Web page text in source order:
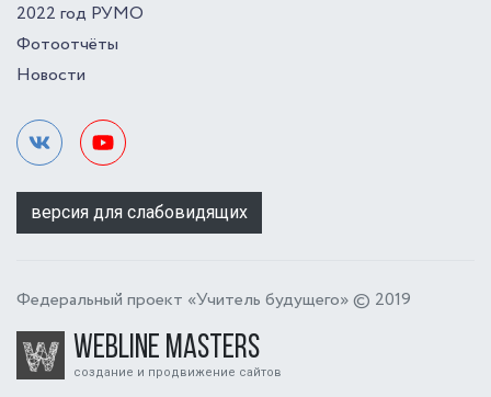
2022 год РУМО
Фотоотчёты
Новости
версия для слабовидящих
Федеральный проект «Учитель будущего» © 2019
Webline Masters
создание и продвижение сайтов